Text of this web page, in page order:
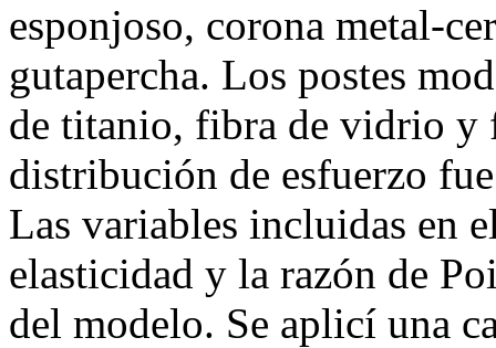
esponjoso, corona metal-
gutapercha. Los postes
de titanio, fibra de vidrio y
distribución de esfuerzo
Las variables incluidas en
elasticidad y la razón de
del modelo. Se aplicí una